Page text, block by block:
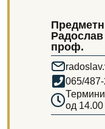
проф.
065/
Термини
од 14.00